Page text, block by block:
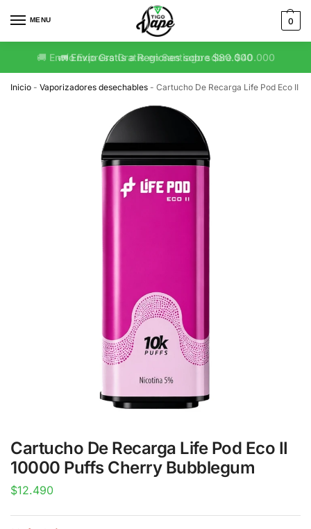
MENU 0
🚛 Envío Gratis a Regiones sobre $80.000
Inicio - Vaporizadores desechables - Cartucho De Recarga Life Pod Eco II
Cartucho De Recarga Life Pod Eco II
10000 Puffs Cherry Bubblegum
$12.490